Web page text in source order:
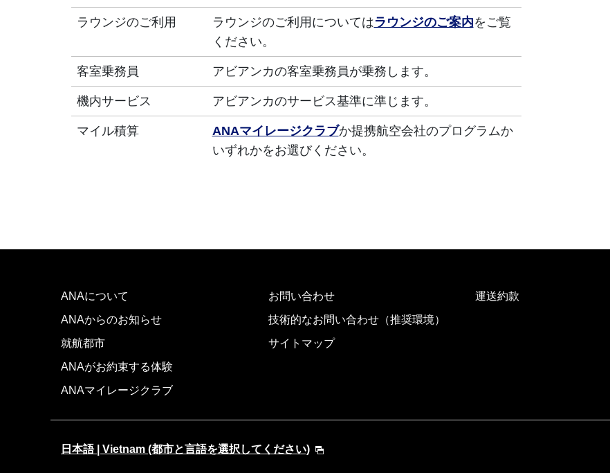
ラウンジのご利用 ラウンジのご利用についてはラウンジのご案内をご覧
ください。
客室乗務員 アビアンカの客室乗務員が乗務します。
機内サービス アビアンカのサービス基準に準じます。
マイル積算 ANAマイレージクラブか提携航空会社のプログラムか
いずれかをお選びください。
ANAについて
ANAからのお知らせ
就航都市
ANAがお約束する体験
ANAマイレージクラブ
お問い合わせ
技術的なお問い合わせ（推奨環境）
サイトマップ
運送約款
日本語 | Vietnam (都市と言語を選択してください)